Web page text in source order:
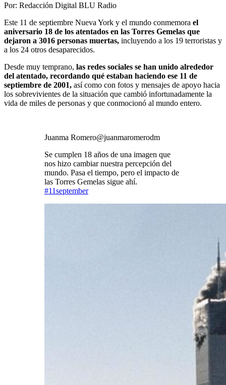
Por: Redacción Digital BLU Radio
Este 11 de septiembre Nueva York y el mundo conmemora el
aniversario 18 de los atentados en las Torres Gemelas que
dejaron a 3016 personas muertas, incluyendo a los 19 terroristas y
a los 24 otros desaparecidos.
Desde muy temprano, las redes sociales se han unido alrededor
del atentado, recordando qué estaban haciendo ese 11 de
septiembre de 2001, así como con fotos y mensajes de apoyo hacia
los sobrevivientes de la situación que cambió infortunadamente la
vida de miles de personas y que conmocionó al mundo entero.
Juanma Romero@juanmaromerodm
Se cumplen 18 años de una imagen que
nos hizo cambiar nuestra percepción del
mundo. Pasa el tiempo, pero el impacto de
las Torres Gemelas sigue ahí.
#11september